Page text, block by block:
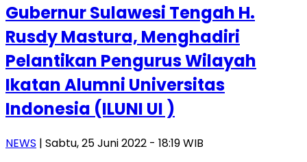
Gubernur Sulawesi Tengah H.
Rusdy Mastura, Menghadiri
Pelantikan Pengurus Wilayah
Ikatan Alumni Universitas
Indonesia (ILUNI UI )
NEWS | Sabtu, 25 Juni 2022 - 18:19 WIB